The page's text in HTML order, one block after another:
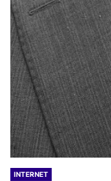
INTERNET